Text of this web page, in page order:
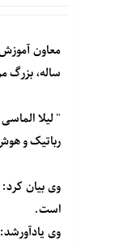
ساله، بزرگ مرد کوچک
" لیلا
رباتیک و
وی بیان
است.
وی